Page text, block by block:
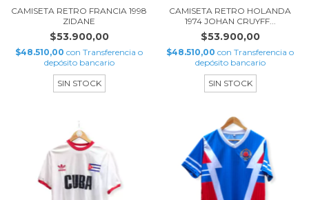
CAMISETA RETRO FRANCIA 1998
ZIDANE
$53.900,00
$48.510,00 con Transferencia o
depósito bancario
SIN STOCK
CAMISETA RETRO HOLANDA
1974 JOHAN CRUYFF...
$53.900,00
$48.510,00 con Transferencia o
depósito bancario
SIN STOCK